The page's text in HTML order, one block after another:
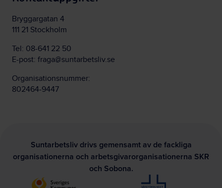
Bryggargatan 4
111 21 Stockholm
Tel: 08-641 22 50
E-post: fraga@suntarbetsliv.se
Organisationsnummer:
802464-9447
Suntarbetsliv drivs gemensamt av de fackliga
organisationerna och arbetsgivarorganisationerna SKR
och Sobona.